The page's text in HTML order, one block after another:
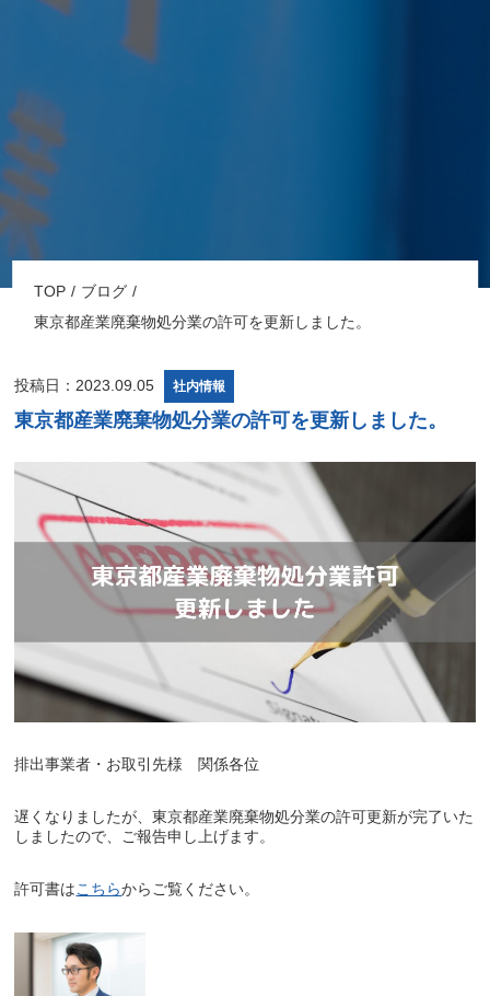
TOP
ブログ
東京都産業廃棄物処分業の許可を更新しました。
投稿日：2023.09.05 社内情報
東京都産業廃棄物処分業の許可を更新しました。
排出事業者・お取引先様 関係各位
遅くなりましたが、東京都産業廃棄物処分業の許可更新が完了いた
しましたので、ご報告申し上げます。
許可書はこちらからご覧ください。